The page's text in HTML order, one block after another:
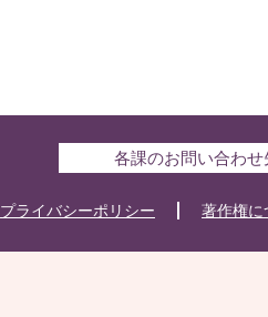
各課のお問い合わせ
プライバシーポリシー 著作権に